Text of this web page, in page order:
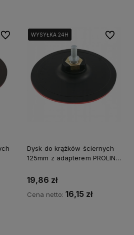
Do ulubionychWYSYŁKA 24H
WYSYŁKA 24H
WYSYŁKA 24H
Dysk do krążków ściernych
125mm z adapterem PROLINE
19,86 zł
Cena netto: 16,15 zł
Do